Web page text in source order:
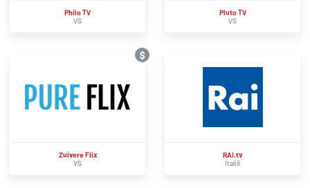
Philo TV
VS
Pluto TV
VS
$
Zuivere Flix
VS
RAI.tv
Italië